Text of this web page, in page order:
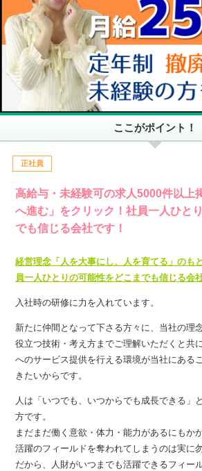
ここがポイント！
正社員
高給与・未経験可の求人5000件以上
へ進む」をクリック！社員一人ひと
でも信じる会社です！
経営理念「人を大事にし、人を育てる」のも
員一人ひとりの可能性をどこまでも信じる会
入社時の研修に力を入れています。
新たに仲間となって下さる方々に、当社の理
役立つ技術・考え方までご理解いただくと共
へのサービス提供を行える環境が当社にある
きたいからです。
人は「いつでも、いつからでも成長できる」
方です。
まだまだ働く意欲・体力・能力があるにもか
活躍のフィールドを奪われてしまうのは実に
だから、人財がいつまでも活躍できるフィー